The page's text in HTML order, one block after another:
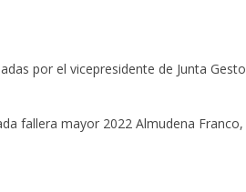
por el vicepresidente de Junta
fallera mayor 2022 Almudena